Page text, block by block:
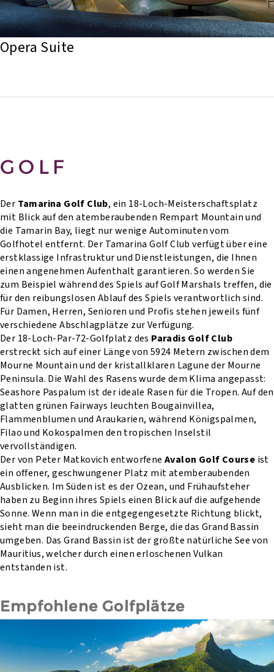
Opera Suite
GOLF
Der Tamarina Golf Club, ein 18-Loch-Meisterschaftsplatz
mit Blick auf den atemberaubenden Rempart Mountain und
die Tamarin Bay, liegt nur wenige Autominuten vom
Golfhotel entfernt. Der Tamarina Golf Club verfügt über eine
erstklassige Infrastruktur und Dienstleistungen, die Ihnen
einen angenehmen Aufenthalt garantieren. So werden Sie
zum Beispiel während des Spiels auf Golf Marshals treffen, die
für den reibungslosen Ablauf des Spiels verantwortlich sind.
Für Damen, Herren, Senioren und Profis stehen jeweils fünf
verschiedene Abschlagplätze zur Verfügung.
Der 18-Loch-Par-72-Golfplatz des Paradis Golf Club
erstreckt sich auf einer Länge von 5924 Metern zwischen dem
Mourne Mountain und der kristallklaren Lagune der Mourne
Peninsula. Die Wahl des Rasens wurde dem Klima angepasst:
Seashore Paspalum ist der ideale Rasen für die Tropen. Auf den
glatten grünen Fairways leuchten Bougainvillea,
Flammenblumen und Araukarien, während Königspalmen,
Filao und Kokospalmen den tropischen Inselstil
vervollständigen.
Der von Peter Matkovich entworfene Avalon Golf Course ist
ein offener, geschwungener Platz mit atemberaubenden
Ausblicken. Im Süden ist es der Ozean, und Frühaufsteher
haben zu Beginn ihres Spiels einen Blick auf die aufgehende
Sonne. Wenn man in die entgegengesetzte Richtung blickt,
sieht man die beeindruckenden Berge, die das Grand Bassin
umgeben. Das Grand Bassin ist der größte natürliche See von
Mauritius, welcher durch einen erloschenen Vulkan
entstanden ist.
Empfohlene Golfplätze